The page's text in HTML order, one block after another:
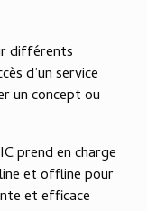
différents
d’un service
un concept ou
prend en charge
et offline pour
et efficace